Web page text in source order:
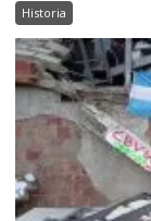
Historia